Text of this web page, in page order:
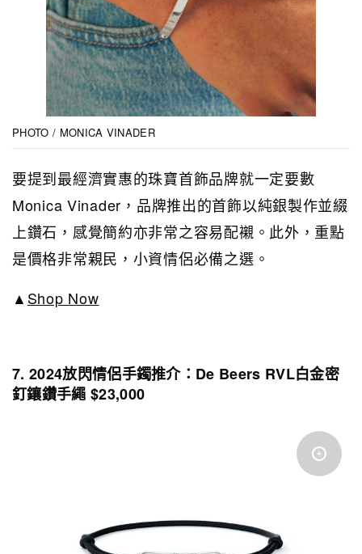
PHOTO / MONICA VINADER
要提到最經濟實惠的珠寶首飾品牌就一定要數
Monica Vinader，品牌推出的首飾以純銀製作並綴
上鑽石，感覺簡約亦非常之容易配襯。此外，重點
是價格非常親民，小資情侶必備之選。
▲ Shop Now
7. 2024放閃情侶手鐲推介：De Beers RVL白金密
釘鑲鑽手繩 $23,000